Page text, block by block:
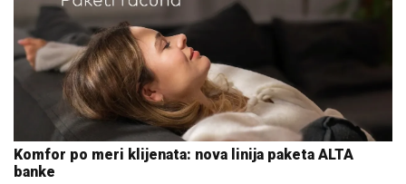
Komfor po meri klijenata: nova linija paketa ALTA
banke